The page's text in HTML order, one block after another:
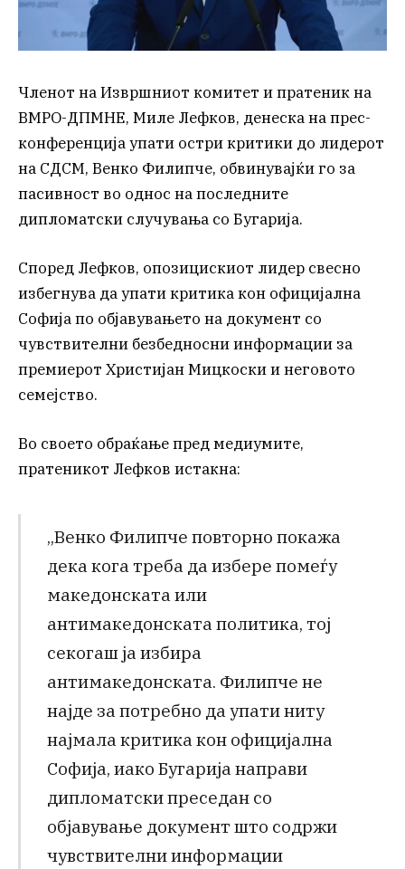
Членот на Извршниот комитет и пратеник на
ВМРО-ДПМНЕ, Миле Лефков, денеска на прес-
конференција упати остри критики до лидерот
на СДСМ, Венко Филипче, обвинувајќи го за
пасивност во однос на последните
дипломатски случувања со Бугарија.
Според Лефков, опозицискиот лидер свесно
избегнува да упати критика кон официјална
Софија по објавувањето на документ со
чувствителни безбедносни информации за
премиерот Христијан Мицкоски и неговото
семејство.
Во своето обраќање пред медиумите,
пратеникот Лефков истакна:
„Венко Филипче повторно покажа
дека кога треба да избере помеѓу
македонската или
антимакедонската политика, тој
секогаш ја избира
антимакедонската. Филипче не
најде за потребно да упати ниту
најмала критика кон официјална
Софија, иако Бугарија направи
дипломатски преседан со
објавување документ што содржи
чувствителни информации